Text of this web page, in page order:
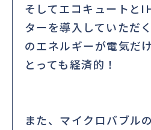
そしてエコキュートと
ターを導入していただ
のエネルギーが電気だ
とっても経済的！
また、マイクロバブル